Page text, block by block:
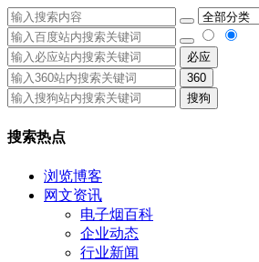
必应
360
搜狗
搜索热点
浏览博客
网文资讯
电子烟百科
企业动态
行业新闻